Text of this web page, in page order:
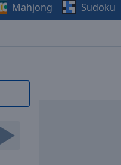
Mahjong Sudoku